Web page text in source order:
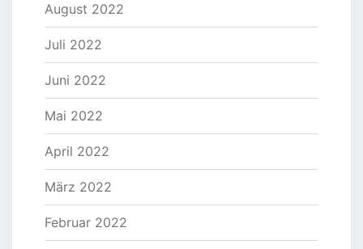
August 2022
Juli 2022
Juni 2022
Mai 2022
April 2022
März 2022
Februar 2022